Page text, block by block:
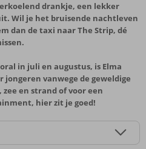
drankje, een lekker
Wil je het bruisende nachtleven
dan de taxi naar The Strip, dé
in juli en augustus, is Elma
vanwege de geweldige
en strand of voor een
hier zit je goed!